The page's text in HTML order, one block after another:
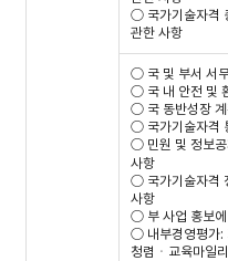
○ 국가기술자격
관한 사항
○ 국 및 부서 서
○ 국 내 안전 및
○ 국 동반성장 계
○ 국가기술자격
○ 민원 및 정보공
사항
○ 국가기술자격
사항
○ 부 사업 홍보
○ 내부경영평가:
청렴ㆍ교육마일